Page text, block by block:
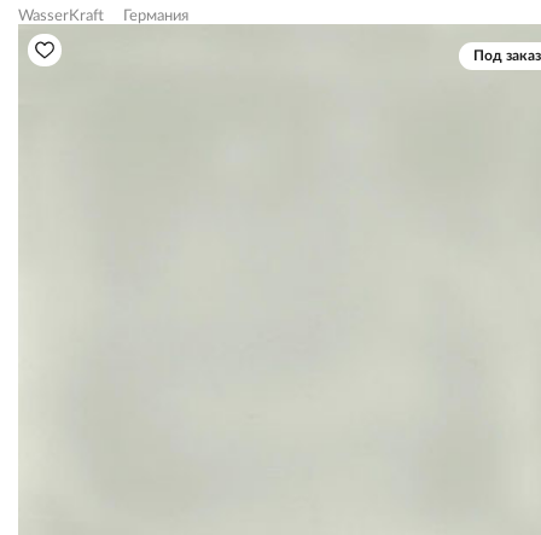
WasserKraft Германия
Под заказ